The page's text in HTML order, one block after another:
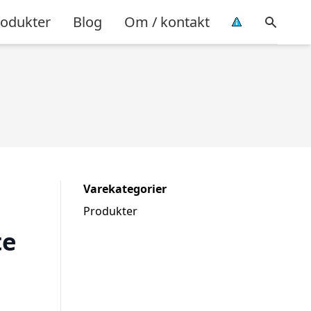
Blog Om / kontakt
Varekategorier
Produkter